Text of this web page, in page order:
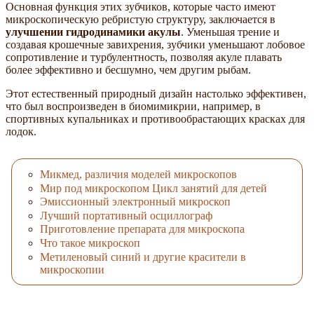
Основная функция этих зубчиков, которые часто имеют
микроскопическую ребристую структуру, заключается в
улучшении гидродинамики акулы. Уменьшая трение и
создавая крошечные завихрения, зубчики уменьшают лобовое
сопротивление и турбулентность, позволяя акуле плавать
более эффективно и бесшумно, чем другим рыбам.
Этот естественный природный дизайн настолько эффективен,
что был воспроизведен в биомимикрии, например, в
спортивных купальниках и противообрастающих красках для
лодок.
Микмед, различия моделей микроскопов
Мир под микроскопом Цикл занятий для детей
Эмиссионный электронный микроскоп
Лучший портативный осциллограф
Приготовление препарата для микроскопа
Что такое микроскоп
Метиленовый синий и другие красители в
микроскопии